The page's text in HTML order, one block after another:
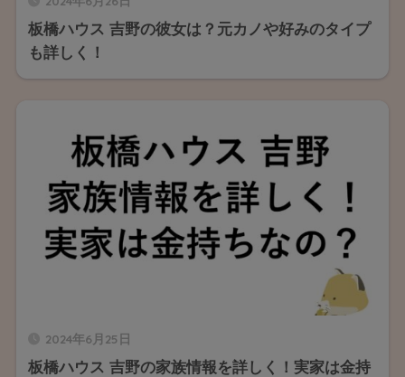
板橋ハウス 吉野の彼女は？元カノや好みのタイプ
も詳しく！
2024年6月25日
板橋ハウス 吉野の家族情報を詳しく！実家は金持